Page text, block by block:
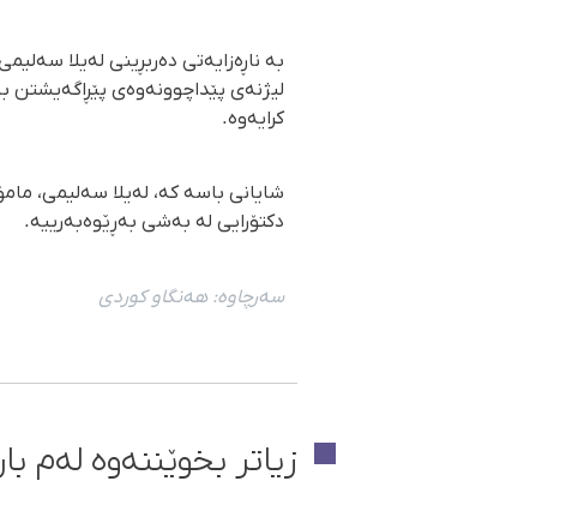
بە ناڕەزایەتی دەربڕینی لەیلا
لیژنەی پێداچوونەوەی پێڕاگەیشتن
کرایەوە.
دکتۆرایی لە بەشی بەڕێوەبەرییە.
سەرچاوە:هەنگاو كوردی
زیاتر بخوێننەوە لەم